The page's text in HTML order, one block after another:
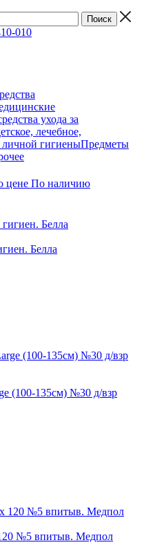
010
ухода за
лечебное,
личной гигиеныПредметы
цене По наличию
Белла
(100-135см) №30 д/взр
№5 впитыв. Медпол